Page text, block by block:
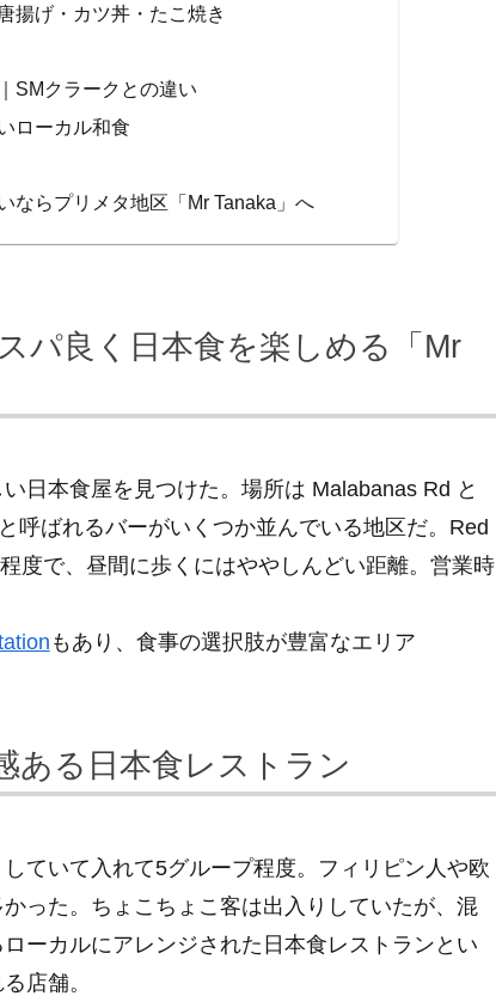
揚げ・カツ丼・たこ焼き
SMクラークとの違い
ローカル和食
ならプリメタ地区「Mr Tanaka」へ
パ良く日本食を楽しめる「Mr
日本食屋を見つけた。場所は Malabanas Rd と
呼ばれるバーがいくつか並んでいる地区だ。Red
度で、昼間に歩くにはややしんどい距離。営業時
もあり、食事の選択肢が豊富なエリア
ある日本食レストラン
ていて入れて5グループ程度。フィリピン人や欧
った。ちょこちょこ客は出入りしていたが、混
ーカルにアレンジされた日本食レストランとい
店舗。